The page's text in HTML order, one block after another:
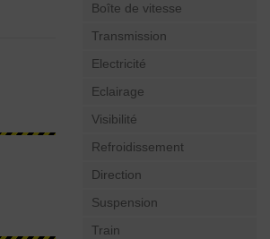
Boîte de vitesse
Transmission
Electricité
Eclairage
Visibilité
Refroidissement
Direction
Suspension
Train